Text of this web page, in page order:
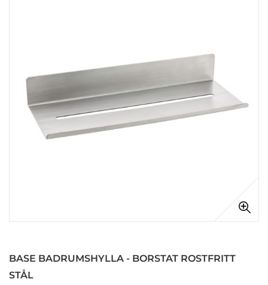
av
bildgalleriet
BASE BADRUMSHYLLA - BORSTAT ROSTFRITT
STÅL